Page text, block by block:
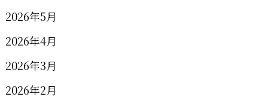
2026年5月
2026年4月
2026年3月
2026年2月